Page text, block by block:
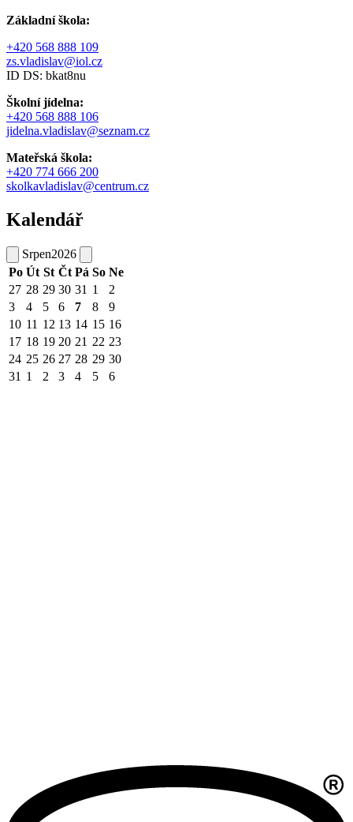
Základní škola:
+420 568 888 109
zs.vladislav@iol.cz
ID DS: bkat8nu
Školní jídelna:
+420 568 888 106
jidelna.vladislav@seznam.cz
Mateřská škola:
+420 774 666 200
skolkavladislav@centrum.cz
Kalendář
Srpen2026
Po Út St Čt Pá So Ne
27 28 29 30 31 1
2
3
4 5 6 7 8
9
10 11 12 13 14 15 16
17 18 19 20 21 22 23
24 25 26 27 28 29 30
31 1 2 3 4 5 6